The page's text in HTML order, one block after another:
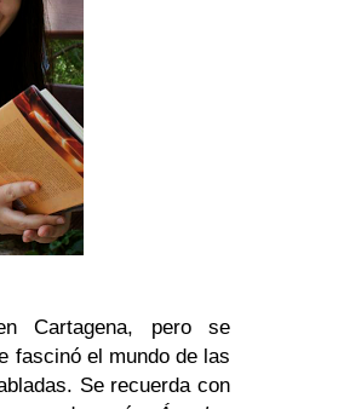
Cartagena, pero se
fascinó el mundo de las
Se recuerda con